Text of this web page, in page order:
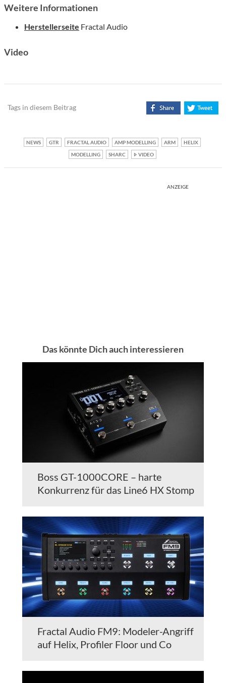
Weitere Informationen
Herstellerseite Fractal Audio
Video
Tags in diesem Beitrag
NEWS GTR FRACTAL AUDIO AMP MODELLING ARM
HELIX
MODELLING
SHARC VIDEO
ANZEIGE
Das könnte Dich auch interessieren
Boss GT-1000CORE – harte
Konkurrenz für das Line6 HX Stomp
Fractal Audio FM9: Modeler-Angriff
auf Helix, Profiler Floor und Co